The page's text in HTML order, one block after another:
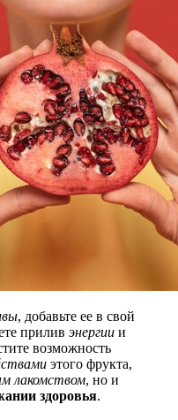
, добавьте ее в свой
прилив энергии и
возможность
этого фрукта,
лакомством, но и
здоровья.